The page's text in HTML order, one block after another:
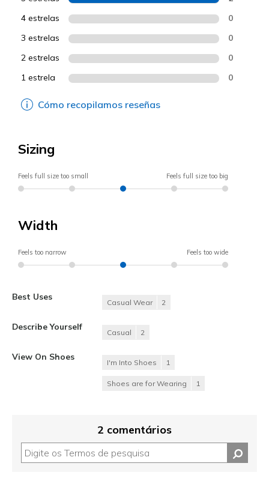
4 estrelas 0
3 estrelas 0
2 estrelas 0
1 estrela 0
Cómo recopilamos reseñas
Sizing
Feels full size too small Feels full size too big
Width
Feels too narrow Feels too wide
Best Uses
Casual Wear 2
Describe Yourself
Casual 2
View On Shoes
I'm Into Shoes 1
Shoes are for Wearing 1
2 comentários